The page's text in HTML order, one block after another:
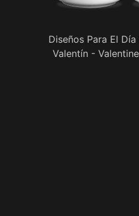
Diseños Para El Día
Valentín -